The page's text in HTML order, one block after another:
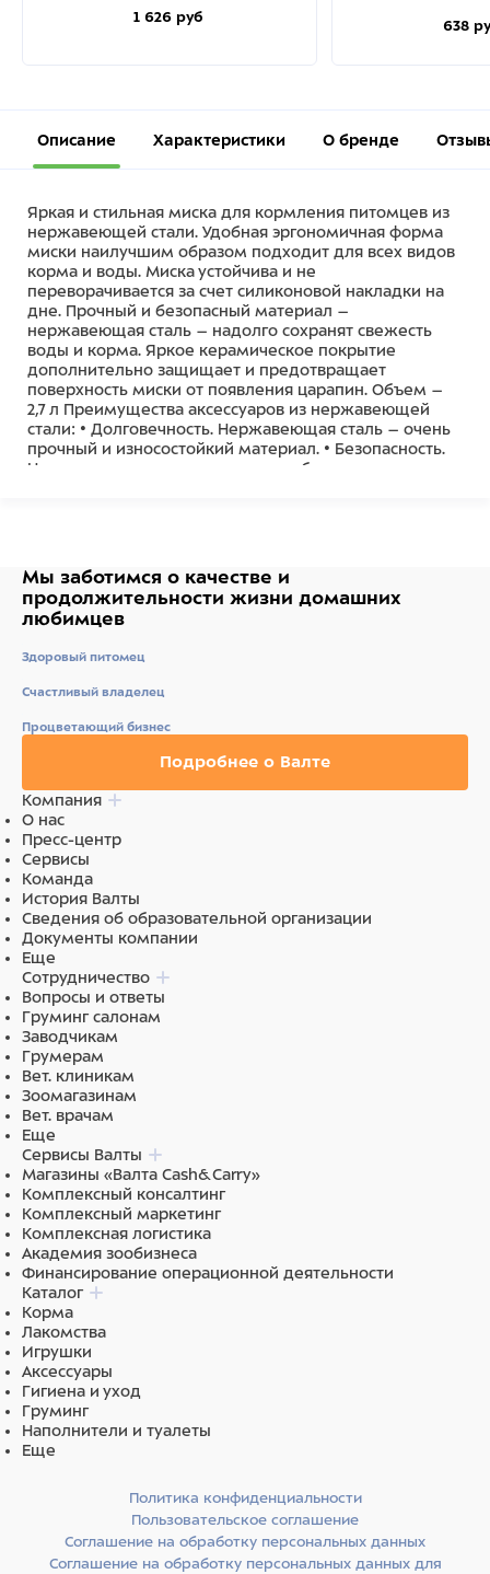
1 626 руб 638
Описание Характеристики О бренде
Яркая и стильная миска для кормления питомцев из
нержавеющей стали. Удобная эргономичная форма
миски наилучшим образом подходит для всех видов
корма и воды. Миска устойчива и не
переворачивается за счет силиконовой накладки на
дне. Прочный и безопасный материал –
нержавеющая сталь – надолго сохранят свежесть
воды и корма. Яркое керамическое покрытие
дополнительно защищает и предотвращает
поверхность миски от появления царапин. Объем –
2,7 л Преимущества аксессуаров из нержавеющей
стали: • Долговечность. Нержавеющая сталь – очень
прочный и износостойкий материал. • Безопасность.
Нержавеющая сталь совершенно безопасна для
повреждений не будут скапливаться бактерии. •
Отсутствие запаха. Нержавеющая сталь не имеет
запаха и не влияет на вкус воды или пищи.
Нержавеющая сталь
Мы заботимся о качестве и
продолжительности жизни домашних
любимцев
Здоровый питомец
Счастливый владелец
Процветающий бизнес
Подробнее о Валте
Компания
О нас
Пресс-центр
Сервисы
Команда
История Валты
Сведения об образовательной организации
Документы компании
Еще
Сотрудничество
Вопросы и ответы
Груминг салонам
Заводчикам
Грумерам
Вет. клиникам
Зоомагазинам
Вет. врачам
Еще
Сервисы Валты
Магазины «Валта Cash&Carry»
Комплексный консалтинг
Комплексный маркетинг
Комплексная логистика
Академия зообизнеса
Финансирование операционной деятельности
Каталог
Корма
Лакомства
Игрушки
Аксессуары
Гигиена и уход
Груминг
Наполнители и туалеты
Еще
Политика конфиденциальности
Пользовательское соглашение
Соглашение на обработку персональных данных
Соглашение на обработку персональных данных для